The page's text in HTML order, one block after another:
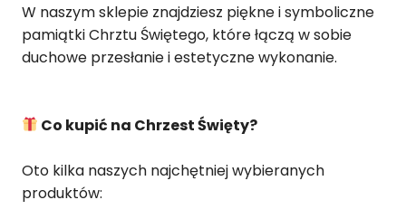
W naszym sklepie znajdziesz piękne i symboliczne
pamiątki Chrztu Świętego, które łączą w sobie
duchowe przesłanie i estetyczne wykonanie.
Co kupić na Chrzest Święty?
Oto kilka naszych najchętniej wybieranych
produktów: